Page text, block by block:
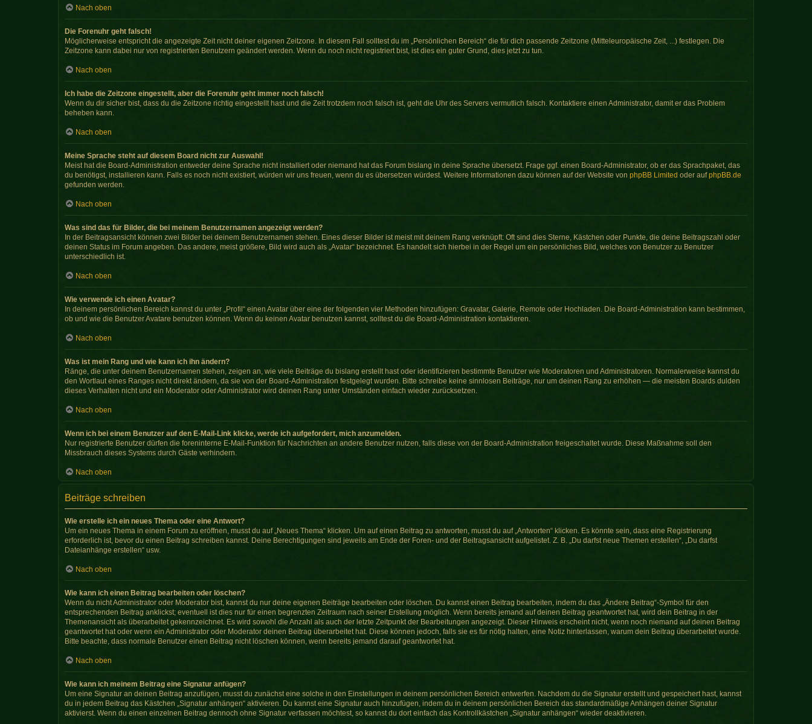
Nach oben
Die Forenuhr geht falsch!
Möglicherweise entspricht die angezeigte Zeit nicht deiner eigenen Zeitzone. In diesem Fall solltest du im „Persönlichen Bereich“ die für dich passende Zeitzone (Mitteleuropäische Zeit, ...) festlegen. Die
Zeitzone kann dabei nur von registrierten Benutzern geändert werden. Wenn du noch nicht registriert bist, ist dies ein guter Grund, dies jetzt zu tun.
Nach oben
Ich habe die Zeitzone eingestellt, aber die Forenuhr geht immer noch falsch!
Wenn du dir sicher bist, dass du die Zeitzone richtig eingestellt hast und die Zeit trotzdem noch falsch ist, geht die Uhr des Servers vermutlich falsch. Kontaktiere einen Administrator, damit er das Problem
beheben kann.
Nach oben
Meine Sprache steht auf diesem Board nicht zur Auswahl!
Meist hat die Board-Administration entweder deine Sprache nicht installiert oder niemand hat das Forum bislang in deine Sprache übersetzt. Frage ggf. einen Board-Administrator, ob er das Sprachpaket, das
du benötigst, installieren kann. Falls es noch nicht existiert, würden wir uns freuen, wenn du es übersetzen würdest. Weitere Informationen dazu können auf der Website von phpBB Limited oder aufphpBB.de
gefunden werden.
Nach oben
Was sind das für Bilder, die bei meinem Benutzernamen angezeigt werden?
In der Beitragsansicht können zwei Bilder bei deinem Benutzernamen stehen. Eines dieser Bilder ist meist mit deinem Rang verknüpft: Oft sind dies Sterne, Kästchen oder Punkte, die deine Beitragszahl oder
deinen Status im Forum angeben. Das andere, meist größere, Bild wird auch als „Avatar“ bezeichnet. Es handelt sich hierbei in der Regel um ein persönliches Bild, welches von Benutzer zu Benutzer
unterschiedlich ist.
Nach oben
Wie verwende ich einen Avatar?
In deinem persönlichen Bereich kannst du unter „Profil“ einen Avatar über eine der folgenden vier Methoden hinzufügen: Gravatar, Galerie, Remote oder Hochladen. Die Board-Administration kann bestimmen,
ob und wie die Benutzer Avatare benutzen können. Wenn du keinen Avatar benutzen kannst, solltest du die Board-Administration kontaktieren.
Nach oben
Was ist mein Rang und wie kann ich ihn ändern?
Ränge, die unter deinem Benutzernamen stehen, zeigen an, wie viele Beiträge du bislang erstellt hast oder identifizieren bestimmte Benutzer wie Moderatoren und Administratoren. Normalerweise kannst du
den Wortlaut eines Ranges nicht direkt ändern, da sie von der Board-Administration festgelegt wurden. Bitte schreibe keine sinnlosen Beiträge, nur um deinen Rang zu erhöhen — die meisten Boards dulden
dieses Verhalten nicht und ein Moderator oder Administrator wird deinen Rang unter Umständen einfach wieder zurücksetzen.
Nach oben
Wenn ich bei einem Benutzer auf den E-Mail-Link klicke, werde ich aufgefordert, mich anzumelden.
Nur registrierte Benutzer dürfen die foreninterne E-Mail-Funktion für Nachrichten an andere Benutzer nutzen, falls diese von der Board-Administration freigeschaltet wurde. Diese Maßnahme soll den
Missbrauch dieses Systems durch Gäste verhindern.
Nach oben
Beiträge schreiben
Wie erstelle ich ein neues Thema oder eine Antwort?
Um ein neues Thema in einem Forum zu eröffnen, musst du auf „Neues Thema“ klicken. Um auf einen Beitrag zu antworten, musst du auf „Antworten“ klicken. Es könnte sein, dass eine Registrierung
erforderlich ist, bevor du einen Beitrag schreiben kannst. Deine Berechtigungen sind jeweils am Ende der Foren- und der Beitragsansicht aufgelistet. Z. B. „Du darfst neue Themen erstellen“, „Du darfst
Dateianhänge erstellen“ usw.
Nach oben
Wie kann ich einen Beitrag bearbeiten oder löschen?
Wenn du nicht Administrator oder Moderator bist, kannst du nur deine eigenen Beiträge bearbeiten oder löschen. Du kannst einen Beitrag bearbeiten, indem du das „Ändere Beitrag“-Symbol für den
entsprechenden Beitrag anklickst; eventuell ist dies nur für einen begrenzten Zeitraum nach seiner Erstellung möglich. Wenn bereits jemand auf deinen Beitrag geantwortet hat, wird dein Beitrag in der
Themenansicht als überarbeitet gekennzeichnet. Es wird sowohl die Anzahl als auch der letzte Zeitpunkt der Bearbeitungen angezeigt. Dieser Hinweis erscheint nicht, wenn noch niemand auf deinen Beitrag
geantwortet hat oder wenn ein Administrator oder Moderator deinen Beitrag überarbeitet hat. Diese können jedoch, falls sie es für nötig halten, eine Notiz hinterlassen, warum dein Beitrag überarbeitet wurde.
Bitte beachte, dass normale Benutzer einen Beitrag nicht löschen können, wenn bereits jemand darauf geantwortet hat.
Nach oben
Wie kann ich meinem Beitrag eine Signatur anfügen?
Um eine Signatur an deinen Beitrag anzufügen, musst du zunächst eine solche in den Einstellungen in deinem persönlichen Bereich entwerfen. Nachdem du die Signatur erstellt und gespeichert hast, kannst
du in jedem Beitrag das Kästchen „Signatur anhängen“ aktivieren. Du kannst eine Signatur auch hinzufügen, indem du in deinem persönlichen Bereich das standardmäßige Anhängen deiner Signatur
aktivierst. Wenn du einen einzelnen Beitrag dennoch ohne Signatur verfassen möchtest, so kannst du dort einfach das Kontrollkästchen „Signatur anhängen“ wieder deaktivieren.